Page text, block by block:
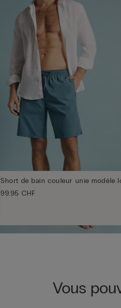
Short de bain couleur unie modèle
99.95 CHF
Vous